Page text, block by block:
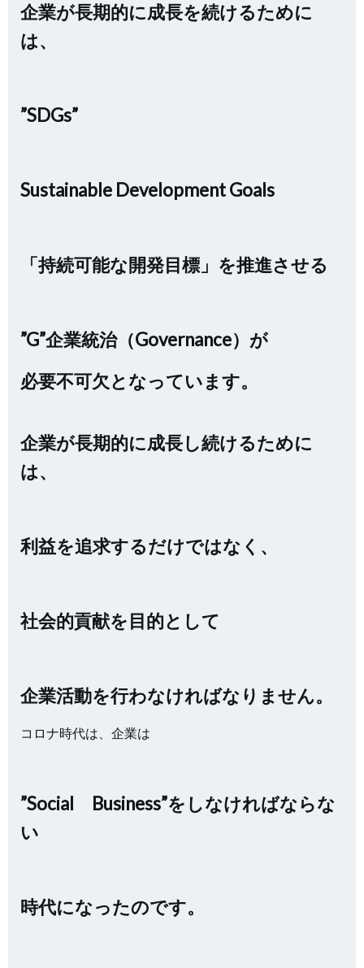
企業が長期的に成長を続けるために
は、
”SDGs”
Sustainable Development Goals
「持続可能な開発目標」を推進させる
”G”企業統治（Governance）が
必要不可欠となっています。
企業が長期的に成長し続けるために
は、
利益を追求するだけではなく、
社会的貢献を目的として
企業活動を行わなければなりません。
コロナ時代は、企業は
”Social Business”をしなければならな
い
時代になったのです。